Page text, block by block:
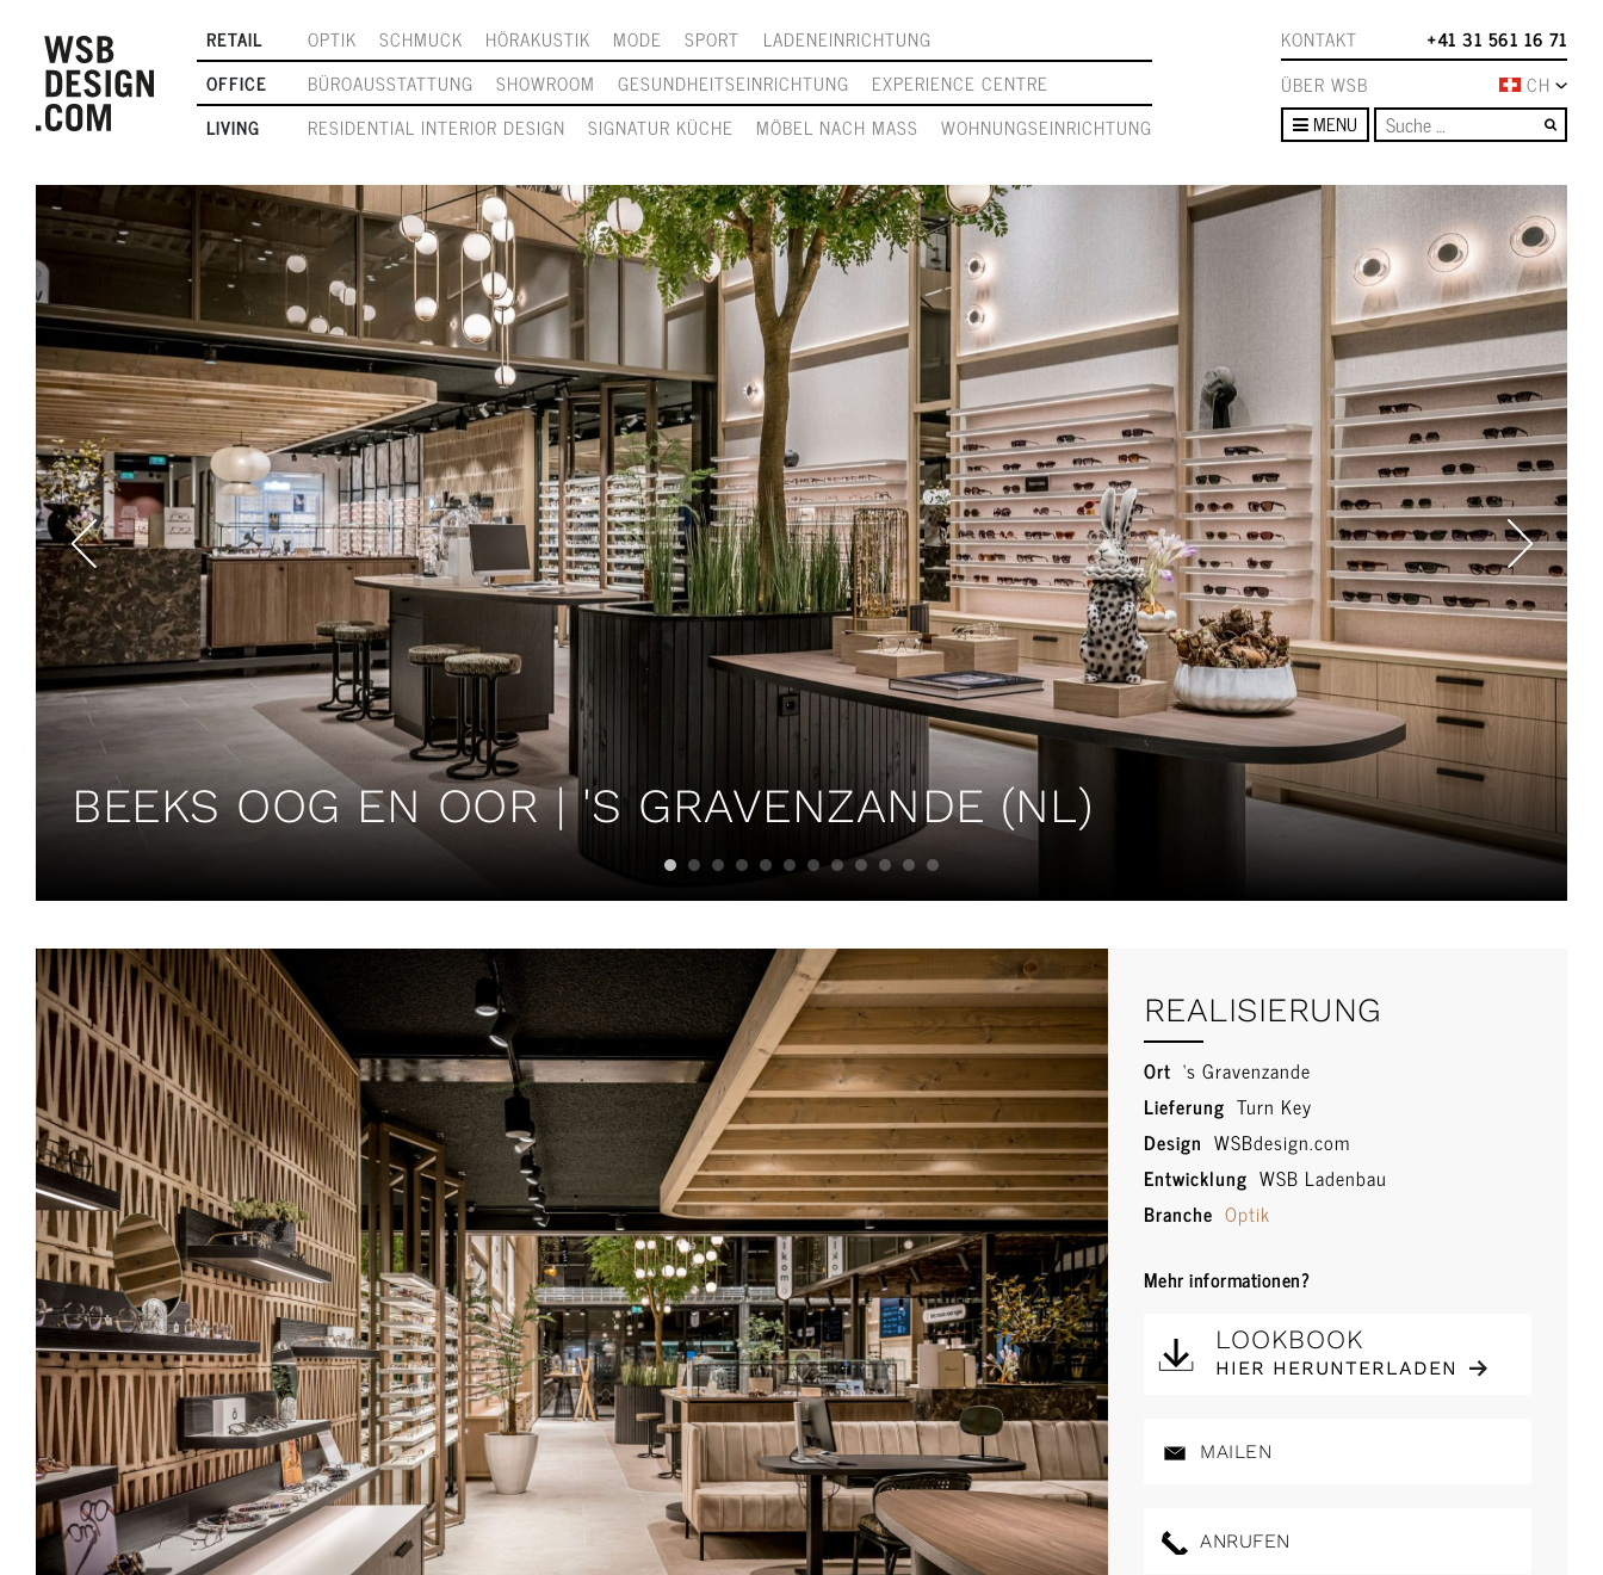
RETAIL OPTIK SCHMUCK HÖRAKUSTIK MODE SPORT
LADENEINRICHTUNG
OFFICE
BÜROAUSSTATTUNG SHOWROOM GESUNDHEITSEINRICHTUNG
EXPERIENCE CENTRE
LIVING
RESIDENTIAL INTERIOR DESIGN SIGNATUR KÜCHE MÖBEL NACH MASS WOHNUNGSEINRICHTUNG
KONTAKT
+41 31 561 16 71
ÜBER WSB
CH
MENU
BEEKS OOG EN OOR | 'S GRAVENZANDE (NL)
REALISIERUNG
Ort ‘s Gravenzande
Lieferung Turn Key
Design WSBdesign.com
Entwicklung WSB Ladenbau
Branche Optik
Mehr informationen?
LOOKBOOK
HIER HERUNTERLADEN
MAILEN
ANRUFEN